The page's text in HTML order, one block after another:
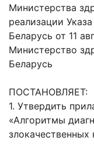
Министерства
реализации
Беларусь от 11
Министерство
Беларусь
ПОСТАНОВЛЯЕТ:
1. Утвердить
«Алгоритмы
злокачественных